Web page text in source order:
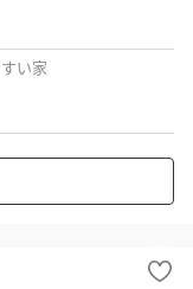
い家